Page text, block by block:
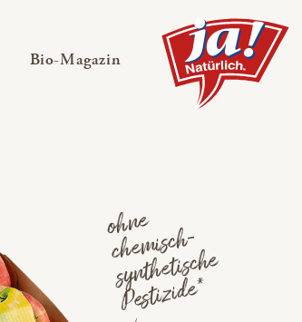
ausklappen
Bio-Magazin — Untermenü ausklappen
o
h
ne
c
he
misc
h-
sy
nt
hetisc
he
Pestizi
de*